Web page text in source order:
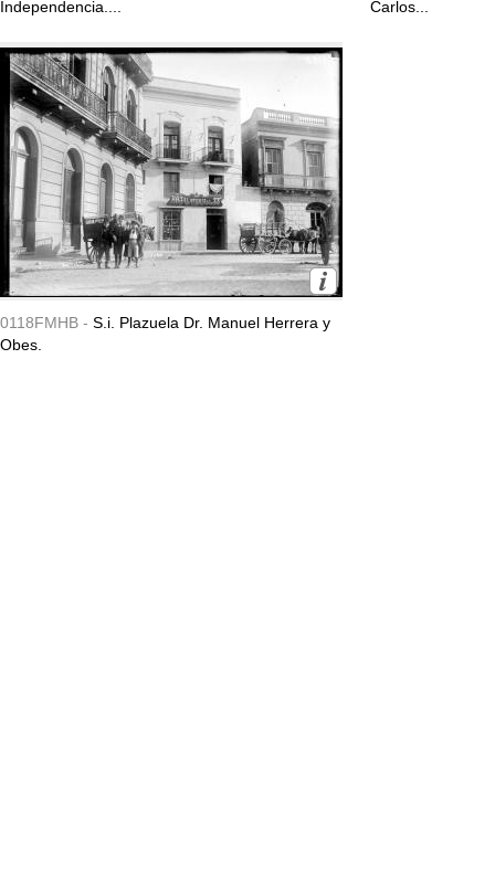
Independencia....
Carlos...
0118FMHB - S.i. Plazuela Dr. Manuel Herrera y
Obes.